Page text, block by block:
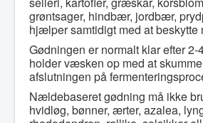
grøntsager, hindbær, jordbær,
hjælper samtidigt med at beskytte
Gødningen er normalt klar efter 2-
holder væsken op med at
afslutningen på
Nældebaseret gødning må ikke
hvidløg, bønner, ærter, azalea,